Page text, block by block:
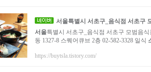
서울특별시 서초구_음식점 서초구
서울특별시 서초구_음식점 서초구 모범음
동 1327-8 스퀘어큐브 2층 02-582-3328 일식
https://buytsla.tistory.com/